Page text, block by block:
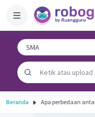
Beranda Apa perbedaan